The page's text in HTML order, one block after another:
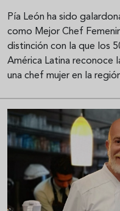
Pía León ha sido
como Mejor Chef
distinción con la que los
América Latina reconoce
una chef mujer en la